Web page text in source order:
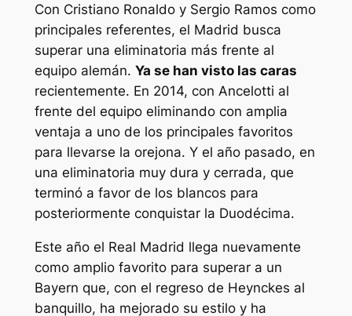
Con Cristiano Ronaldo y Sergio Ramos como
principales referentes, el Madrid busca
superar una eliminatoria más frente al
equipo alemán. Ya se han visto las caras
recientemente. En 2014, con Ancelotti al
frente del equipo eliminando con amplia
ventaja a uno de los principales favoritos
para llevarse la orejona. Y el año pasado, en
una eliminatoria muy dura y cerrada, que
terminó a favor de los blancos para
posteriormente conquistar la Duodécima.
Este año el Real Madrid llega nuevamente
como amplio favorito para superar a un
Bayern que, con el regreso de Heynckes al
banquillo, ha mejorado su estilo y ha